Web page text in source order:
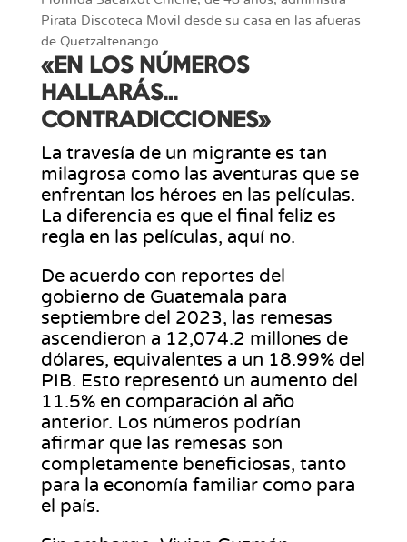
Pirata Discoteca Movil desde su casa en las afueras
de Quetzaltenango.
«EN LOS NÚMEROS
HALLARÁS…
CONTRADICCIONES»
La travesía de un migrante es tan
milagrosa como las aventuras que se
enfrentan los héroes en las películas.
La diferencia es que el final feliz es
regla en las películas, aquí no.
De acuerdo con reportes del
gobierno de Guatemala para
septiembre del 2023, las remesas
ascendieron a 12,074.2 millones de
dólares, equivalentes a un 18.99% del
PIB. Esto representó un aumento del
11.5% en comparación al año
anterior. Los números podrían
afirmar que las remesas son
completamente beneficiosas, tanto
para la economía familiar como para
el país.